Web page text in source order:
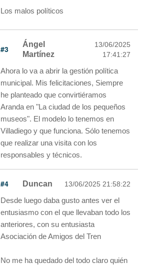
Los malos políticos
#3
Ángel
Martínez
13/06/2025
17:41:27
Ahora lo va a abrir la gestión política
municipal. Mis felicitaciones, Siempre
he planteado que convirtiéramos
Aranda en "La ciudad de los pequeños
museos". El modelo lo tenemos en
Villadiego y que funciona. Sólo tenemos
que realizar una visita con los
responsables y técnicos.
#4 Duncan 13/06/2025 21:58:22
Desde luego daba gusto antes ver el
entusiasmo con el que llevaban todo los
anteriores, con su entusiasta
Asociación de Amigos del Tren
No me ha quedado del todo claro quién